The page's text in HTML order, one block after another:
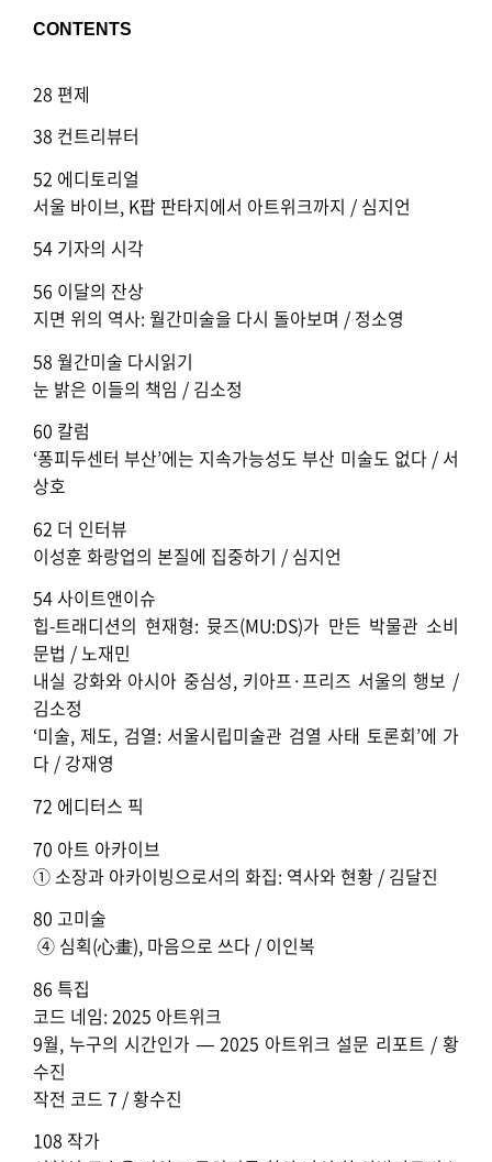
CONTENTS
28 편제
38 컨트리뷰터
52 에디토리얼
서울 바이브, K팝 판타지에서 아트위크까지 / 심지언
54 기자의 시각
56 이달의 잔상
지면 위의 역사: 월간미술을 다시 돌아보며 / 정소영
58 월간미술 다시읽기
눈 밝은 이들의 책임 / 김소정
60 칼럼
‘퐁피두센터 부산’에는 지속가능성도 부산 미술도 없다 / 서
상호
62 더 인터뷰
이성훈 화랑업의 본질에 집중하기 / 심지언
54 사이트앤이슈
힙-트래디션의 현재형: 뮷즈(MU:DS)가 만든 박물관 소비
문법 / 노재민
내실 강화와 아시아 중심성, 키아프·프리즈 서울의 행보 /
김소정
‘미술, 제도, 검열: 서울시립미술관 검열 사태 토론회’에 가
다 / 강재영
72 에디터스 픽
70 아트 아카이브
① 소장과 아카이빙으로서의 화집: 역사와 현황 / 김달진
80 고미술
④ 심획(心畫), 마음으로 쓰다 / 이인복
86 특집
코드 네임: 2025 아트위크
9월, 누구의 시간인가 — 2025 아트위크 설문 리포트 / 황
수진
작전 코드 7 / 황수진
108 작가